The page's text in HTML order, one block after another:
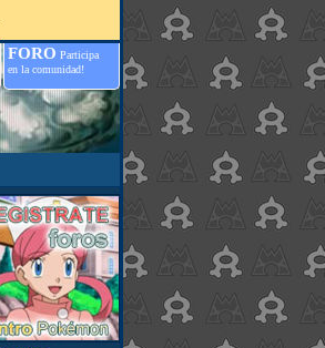
FORO Participa
en la comunidad!